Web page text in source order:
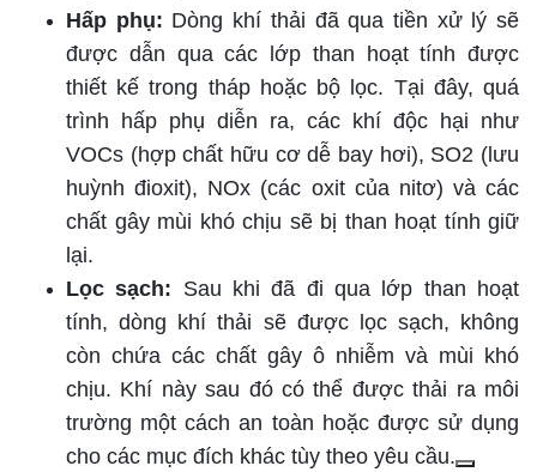
Hấp phụ: Dòng khí thải đã qua tiền xử lý sẽ
được dẫn qua các lớp than hoạt tính được
thiết kế trong tháp hoặc bộ lọc. Tại đây, quá
trình hấp phụ diễn ra, các khí độc hại như
VOCs (hợp chất hữu cơ dễ bay hơi), SO2 (lưu
huỳnh đioxit), NOx (các oxit của nitơ) và các
chất gây mùi khó chịu sẽ bị than hoạt tính giữ
lại.
Lọc sạch: Sau khi đã đi qua lớp than hoạt
tính, dòng khí thải sẽ được lọc sạch, không
còn chứa các chất gây ô nhiễm và mùi khó
chịu. Khí này sau đó có thể được thải ra môi
trường một cách an toàn hoặc được sử dụng
cho các mục đích khác tùy theo yêu cầu.